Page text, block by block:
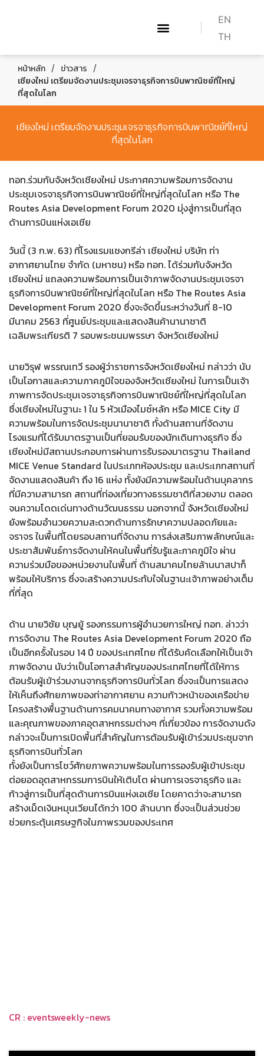
EN
TH
หน้าหลัก / ข่าวสาร /
เชียงใหม่ เตรียมจัดงานประชุมเจรจาธุรกิจการบินพาณิชย์ที่ใหญ่
ที่สุดในโลก
เชียงใหม่ เตรียมจัดงานประชุมเจรจาธุรกิจการบินพาณิชย์ที่ใหญ่
ที่สุดในโลก
ทอท.ร่วมกับจังหวัดเชียงใหม่ ประกาศความพร้อมการจัดงาน
ประชุมเจรจาธุรกิจการบินพาณิชย์ที่ใหญ่ที่สุดในโลก หรือ The
Routes Asia Development Forum 2020 มุ่งสู่การเป็นที่สุด
ด้านการบินแห่งเอเชีย
วันนี้ (3 ก.พ. 63) ที่โรงแรมแชงกรีล่า เชียงใหม่ บริษัท ท่า
อากาศยานไทย จำกัด (มหาชน) หรือ ทอท. ได้ร่วมกับจังหวัด
เชียงใหม่ แถลงความพร้อมการเป็นเจ้าภาพจัดงานประชุมเจรจา
ธุรกิจการบินพาณิชย์ที่ใหญ่ที่สุดในโลก หรือ The Routes Asia
Development Forum 2020 ซึ่งจะจัดขึ้นระหว่างวันที่ 8-10
มีนาคม 2563 ที่ศูนย์ประชุมและแสดงสินค้านานาชาติ
เฉลิมพระเกียรติ 7 รอบพระชนมพรรษา จังหวัดเชียงใหม่
นายวิรุฬ พรรณเทวี รองผู้ว่าราชการจังหวัดเชียงใหม่ กล่าวว่า นับ
เป็นโอกาสและความภาคภูมิใจของจังหวัดเชียงใหม่ ในการเป็นเจ้า
ภาพการจัดประชุมเจรจาธุรกิจการบินพาณิชย์ที่ใหญ่ที่สุดในโลก
ซึ่งเชียงใหม่ในฐานะ 1 ใน 5 หัวเมืองไมซ์หลัก หรือ MICE City มี
ความพร้อมในการจัดประชุมนานาชาติ ทั้งด้านสถานที่จัดงาน
โรงแรมที่ได้รับมาตรฐานเป็นที่ยอมรับของนักเดินทางธุรกิจ ซึ่ง
เชียงใหม่มีสถานประกอบการผ่านการรับรองมาตรฐาน Thailand
MICE Venue Standard ในประเภทห้องประชุม และประเภทสถานที่
จัดงานแสดงสินค้า ถึง 16 แห่ง ทั้งยังมีความพร้อมในด้านบุคลากร
ที่มีความสามารถ สถานที่ท่องเที่ยวทางธรรมชาติที่สวยงาม ตลอด
จนความโดดเด่นทางด้านวัฒนธรรม นอกจากนี้ จังหวัดเชียงใหม่
ยังพร้อมอำนวยความสะดวกด้านการรักษาความปลอดภัยและ
จราจร ในพื้นที่โดยรอบสถานที่จัดงาน การส่งเสริมภาพลักษณ์และ
ประชาสัมพันธ์การจัดงานให้คนในพื้นที่รับรู้และภาคภูมิใจ ผ่าน
ความร่วมมือของหน่วยงานในพื้นที่ ด้านสมาคมไทยล้านนาสปาก็
พร้อมให้บริการ ซึ่งจะสร้างความประทับใจในฐานะเจ้าภาพอย่างเต็ม
ที่ที่สุด
ด้าน นายวิชัย บุญยู้ รองกรรมการผู้อำนวยการใหญ่ ทอท. ล่าวว่า
การจัดงาน The Routes Asia Development Forum 2020 ถือ
เป็นอีกครั้งในรอบ 14 ปี ของประเทศไทย ที่ได้รับคัดเลือกให้เป็นเจ้า
ภาพจัดงาน นับว่าเป็นโอกาสสำคัญของประเทศไทยที่ได้ให้การ
ต้อนรับผู้เข้าร่วมงานจากธุรกิจการบินทั่วโลก ซึ่งจะเป็นการแสดง
ให้เห็นถึงศักยภาพของท่าอากาศยาน ความก้าวหน้าของเครือข่าย
โครงสร้างพื้นฐานด้านการคมนาคมทางอากาศ รวมทั้งความพร้อม
และคุณภาพของภาคอุตสาหกรรมต่างๆ ที่เกี่ยวข้อง การจัดงานดัง
กล่าวจะเป็นการเปิดพื้นที่สำคัญในการต้อนรับผู้เข้าร่วมประชุมจาก
ธุรกิจการบินทั่วโลก
ทั้งยังเป็นการโชว์ศักยภาพความพร้อมในการรองรับผู้เข้าประชุม
ต่อยอดอุตสาหกรรมการบินให้เติบโต ผ่านการเจรจาธุรกิจ และ
ก้าวสู่การเป็นที่สุดด้านการบินแห่งเอเชีย โดยคาดว่าจะสามารถ
สร้างเม็ดเงินหมุนเวียนได้กว่า 100 ล้านบาท ซึ่งจะเป็นส่วนช่วย
ช่วยกระตุ้นเศรษฐกิจในภาพรวมของประเทศ
CR : eventsweekly-news